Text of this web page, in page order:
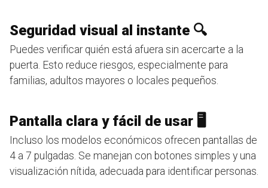
Seguridad visual al instante 🔍
Puedes verificar quién está afuera sin acercarte a la
puerta. Esto reduce riesgos, especialmente para
familias, adultos mayores o locales pequeños.
Pantalla clara y fácil de usar 🖥️
Incluso los modelos económicos ofrecen pantallas de
4 a 7 pulgadas. Se manejan con botones simples y una
visualización nítida, adecuada para identificar personas.